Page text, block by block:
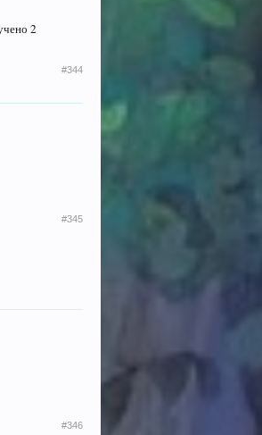
2
#344
#345
#346